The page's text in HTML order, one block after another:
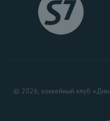
© 2026, хоккейный клуб